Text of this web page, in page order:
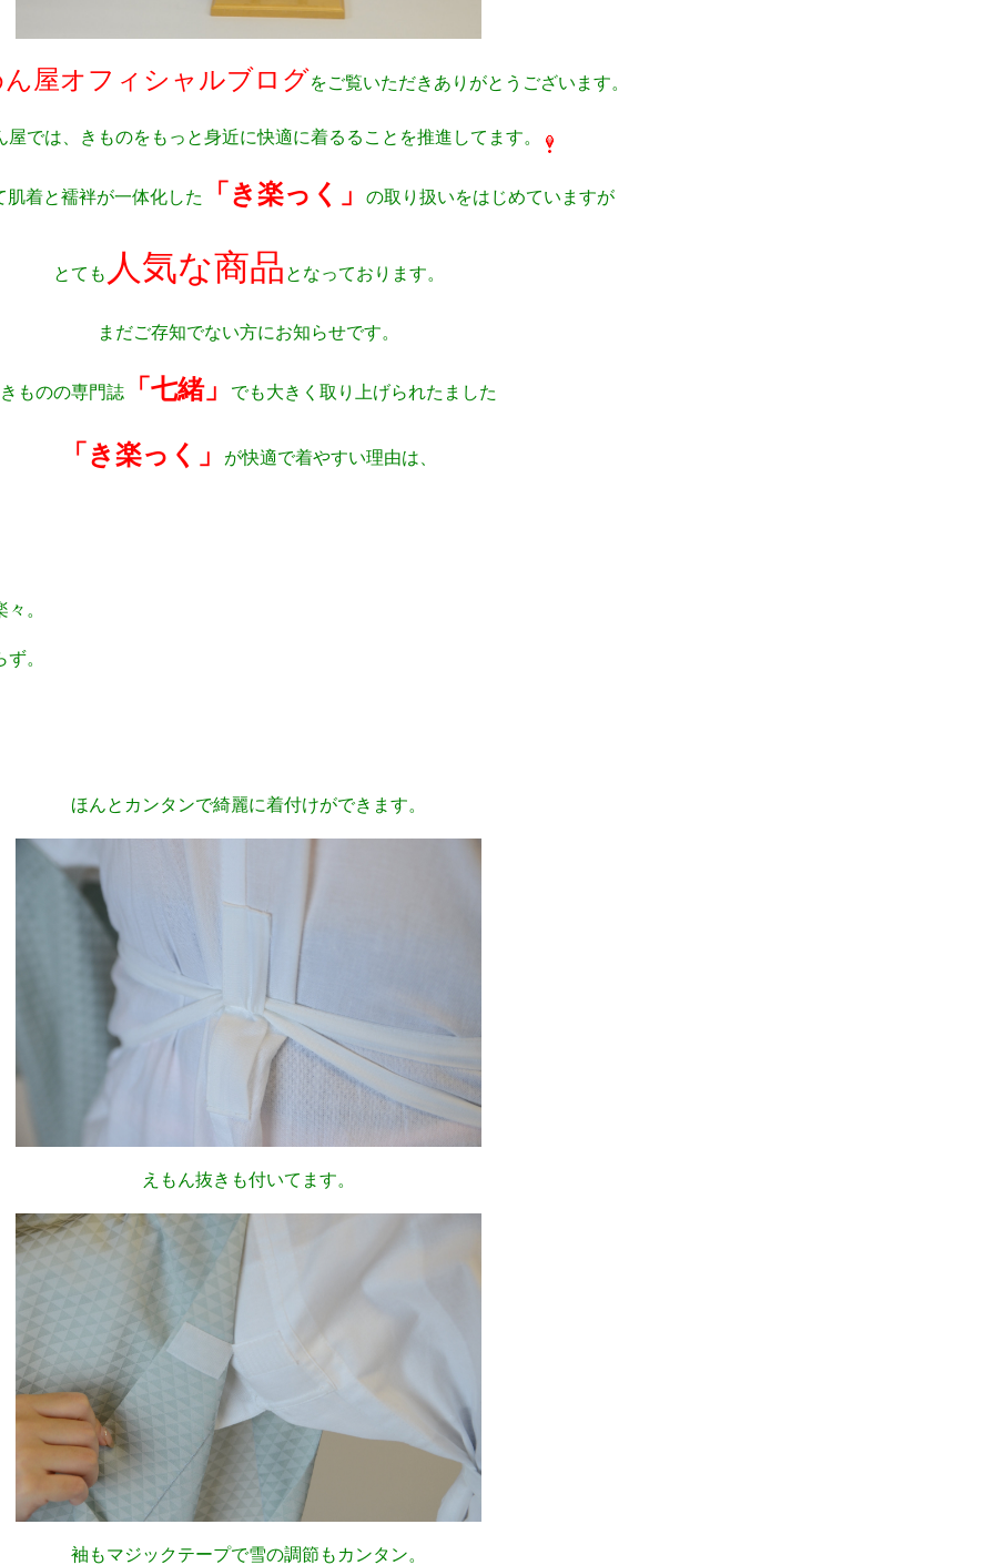
ん屋オフィシャルブログをご覧いただきありがとうございます。
屋では、きものをもっと身近に快適に着るることを推進してます。
肌着と襦袢が一体化した 「き楽っく」 の取り扱いをはじめていますが
とても 人気な商品 となっております。
まだご存知でない方にお知らせです。
きものの専門誌 「七緒」 でも大きく取り上げられたました
「き楽っく」 が快適で着やすい理由は、
。
。
ほんとカンタンで綺麗に着付けができます。
えもん抜きも付いてます。
袖もマジックテープで雪の調節もカンタン。